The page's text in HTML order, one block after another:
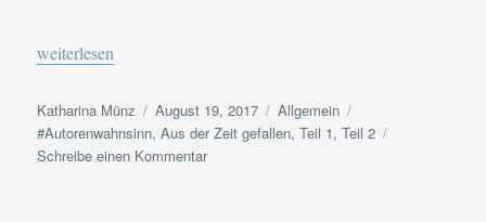
„#Autorenwahnsinn #SommerlochEdition Tag 19 | Hot! Ein
weiterlesen
Autor
Katharina Münz
Veröffentlicht
am
August 19, 2017 Kategorien
Allgemein
#Autorenwahnsinn,Aus der Zeit gefallen,Teil 1,Teil 2
Schreibe einen Kommentarzu